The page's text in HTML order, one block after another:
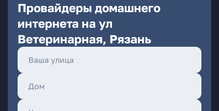
Провайдеры домашнего
интернета на ул
Ветеринарная, Рязань